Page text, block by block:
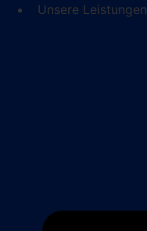
Unsere Leistungen